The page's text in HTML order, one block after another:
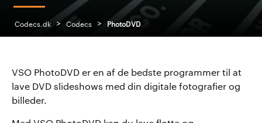
Codecs.dk > Codecs > PhotoDVD
VSO PhotoDVD er en af de bedste programmer til at
lave DVD slideshows med din digitale fotografier og
billeder.